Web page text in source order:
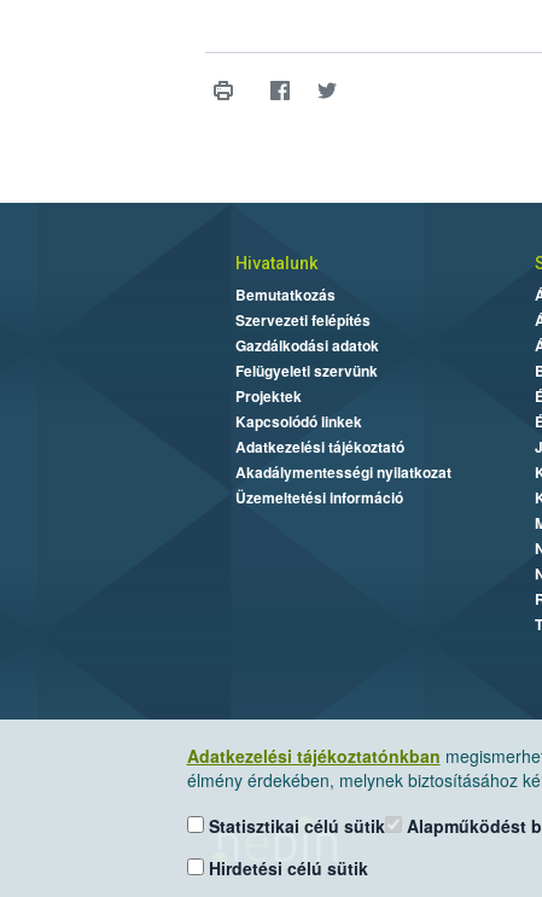
Adatkezelési tájékoztatónkban
élmény érdekében, melynek biztosításához
Statisztikai célú sütik
Hirdetési célú sütik
Alapműködést
Hivatalunk
Bemutatkozás
Szervezeti felépítés
Gazdálkodási adatok
Felügyeleti szervünk
Projektek
Kapcsolódó linkek
Adatkezelési tájékoztató
Akadálymentességi nyilatkozat
Üzemeltetési információ